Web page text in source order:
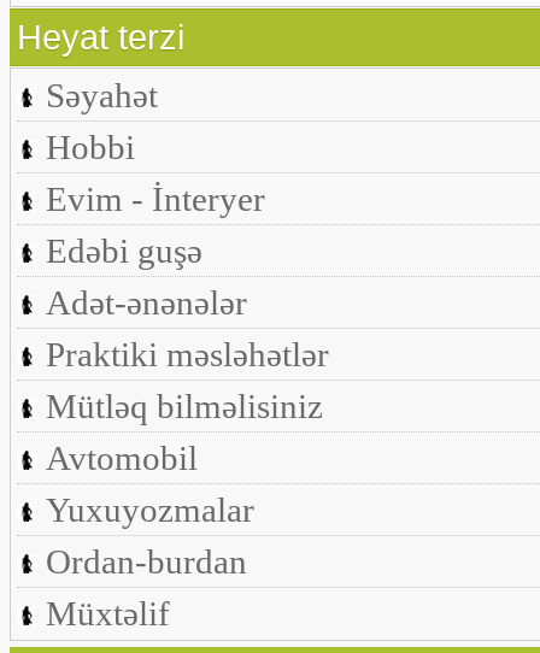
Heyat terzi
Səyahət
Hobbi
Evim - İnteryer
Edəbi guşə
Adət-ənənələr
Praktiki məsləhətlər
Mütləq bilməlisiniz
Avtomobil
Yuxuyozmalar
Ordan-burdan
Müxtəlif